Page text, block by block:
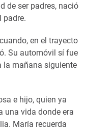
de ser padres, nació
padre.
en el trayecto
Su automóvil sí fue
la mañana siguiente
e hijo, quien ya
una vida donde era
María recuerda